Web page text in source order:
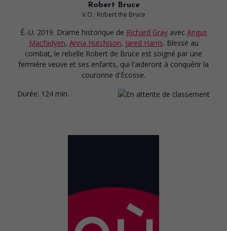
Robert Bruce
V.O.: Robert the Bruce
É.-U. 2019. Drame historique de Richard Gray avec Angus
Macfadyen, Anna Hutchison, Jared Harris. Blessé au
combat, le rebelle Robert de Bruce est soigné par une
fermière veuve et ses enfants, qui l'aideront à conquérir la
couronne d'Écosse.
Durée: 124 min.